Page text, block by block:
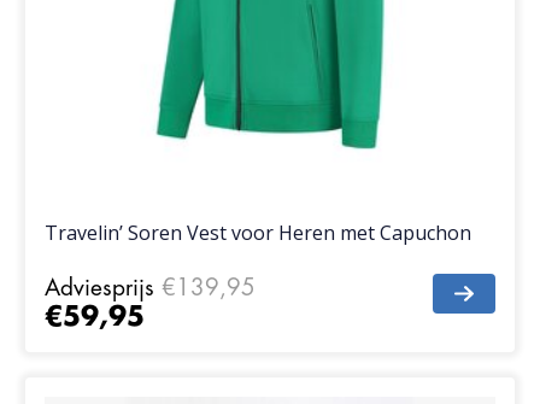
Travelin’ Soren Vest voor Heren met Capuchon
Adviesprijs €139,95
€59,95